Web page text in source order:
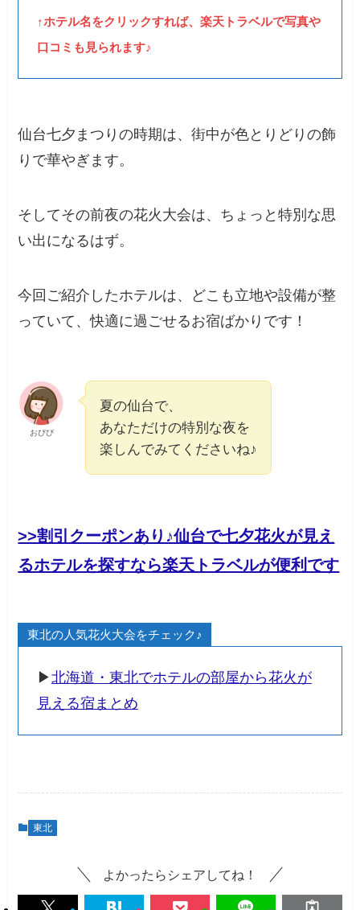
↑ホテル名をクリックすれば、楽天トラベルで写真や
口コミも見られます♪
仙台七夕まつりの時期は、街中が色とりどりの飾
りで華やぎます。
そしてその前夜の花火大会は、ちょっと特別な思
い出になるはず。
今回ご紹介したホテルは、どこも立地や設備が整
っていて、快適に過ごせるお宿ばかりです！
おぴぴ
夏の仙台で、
あなただけの特別な夜を
楽しんでみてくださいね♪
>>割引クーポンあり♪仙台で七夕花火が見え
るホテルを探すなら楽天トラベルが便利です
東北の人気花火大会をチェック♪
▶︎北海道・東北でホテルの部屋から花火が
見える宿まとめ
東北
よかったらシェアしてね！